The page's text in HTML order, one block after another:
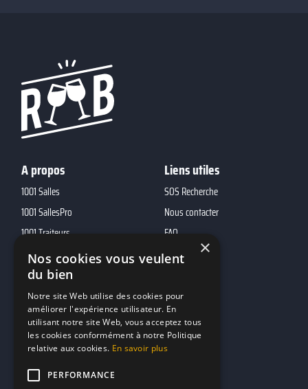
A propos
1001 Salles
1001 SallesPro
1001 Traiteurs
1001 DJ
10h01
MP2
Liens utiles
SOS Recherche
Nous contacter
FAQ
Contacts
marketing@reserverunbar.fr
11 rue Maurice Grandcoing
×
Nos cookies vous veulent
du bien
Notre site Web utilise des cookies pour
améliorer l'expérience utilisateur. En
utilisant notre site Web, vous acceptez tous
les cookies conformément à notre Politique
relative aux cookies. En savoir plus
PERFORMANCE